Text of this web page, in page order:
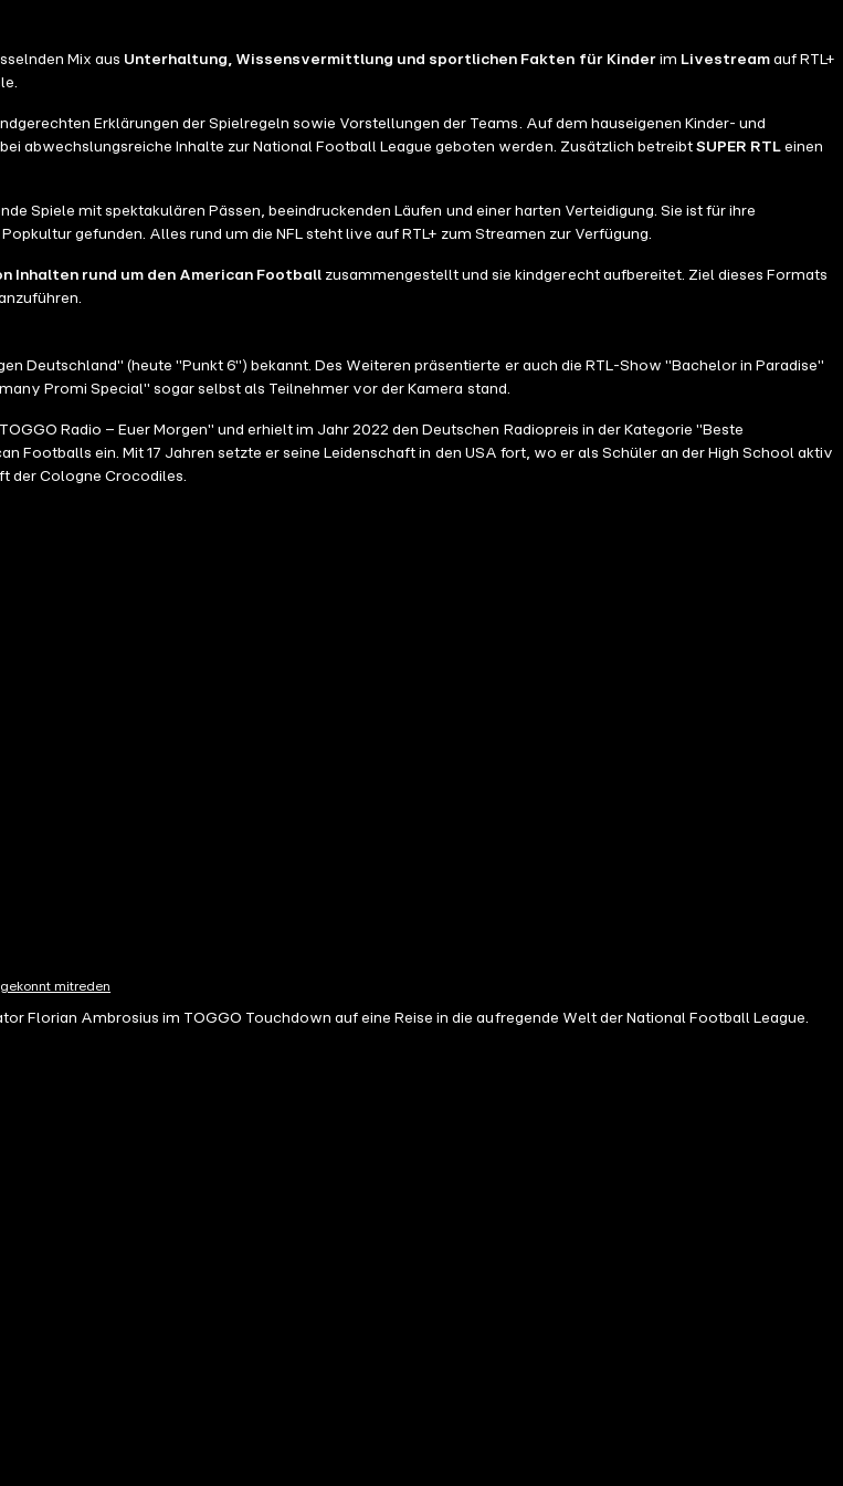
Mix aus Unterhaltung, Wissensvermittlung und sportlichen Fakten für Kinderim Livestreamauf RTL+
Erklärungen der Spielregeln sowie Vorstellungen der Teams. Auf dem hauseigenen Kinder- und
abwechslungsreiche Inhalte zur National Football League geboten werden. Zusätzlich betreibt SUPER RTLeinen
Spiele mit spektakulären Pässen, beeindruckenden Läufen und einer harten Verteidigung. Sie ist für ihre
gefunden. Alles rund um die NFL steht live auf RTL+ zum Streamen zur Verfügung.
Inhalten rund um den American Football zusammengestellt und sie kindgerecht aufbereitet. Ziel dieses Formats
Deutschland" (heute "Punkt 6") bekannt. Des Weiteren präsentierte er auch die RTL-Show "Bachelor in Paradise"
Promi Special" sogar selbst als Teilnehmer vor der Kamera stand.
Radio – Euer Morgen" und erhielt im Jahr 2022 den Deutschen Radiopreis in der Kategorie "Beste
Footballs ein. Mit 17 Jahren setzte er seine Leidenschaft in den USA fort, wo er als Schüler an der High School aktiv
der Cologne Crocodiles.
mitreden
Florian Ambrosius im TOGGO Touchdown auf eine Reise in die aufregende Welt der National Football League.